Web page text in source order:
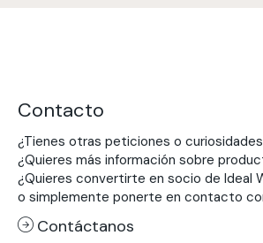
Contacto
¿Tienes otras peticiones o
¿Quieres más información sobre
¿Quieres convertirte en socio de Ideal
o simplemente ponerte en contacto
Contáctanos